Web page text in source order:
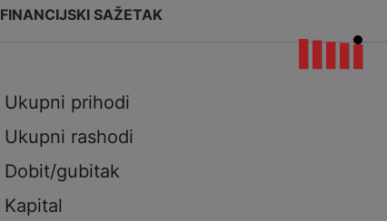
FINANCIJSKI SAŽETAK
Ukupni prihodi
Ukupni rashodi
Dobit/gubitak
Kapital